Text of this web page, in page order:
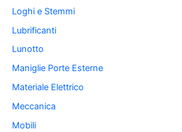
Loghi e Stemmi
Lubrificanti
Lunotto
Maniglie Porte Esterne
Materiale Elettrico
Meccanica
Mobili